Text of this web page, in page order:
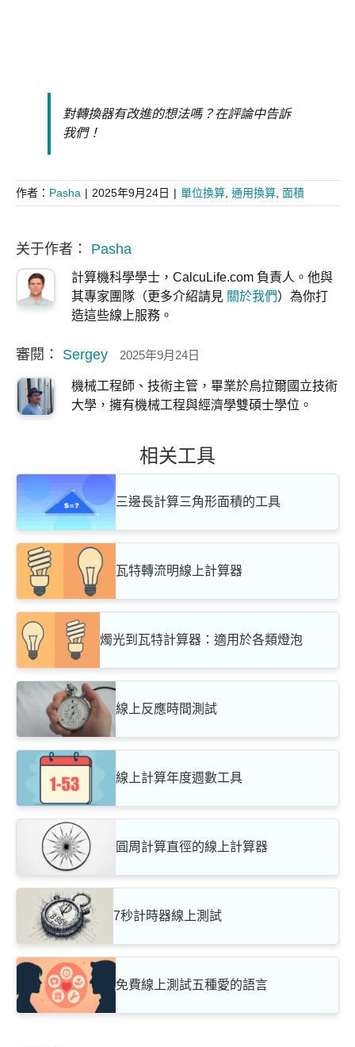
對轉換器有改進的想法嗎？在評論中告訴
我們！
作者： Pasha | 2025年9月24日 | 單位換算 通用換算 面積
关于作者： Pasha
計算機科學學士，CalcuLife.com 負責人。他與
其專家團隊（更多介紹請見 關於我們）為你打
造這些線上服務。
審閱： Sergey 2025年9月24日
機械工程師、技術主管，畢業於烏拉爾國立技術
大學，擁有機械工程與經濟學雙碩士學位。
相关工具
三邊長計算三角形面積的工具
瓦特轉流明線上計算器
燭光到瓦特計算器：適用於各類燈泡
線上反應時間測試
線上計算年度週數工具
圓周計算直徑的線上計算器
7秒計時器線上測試
免費線上測試五種愛的語言